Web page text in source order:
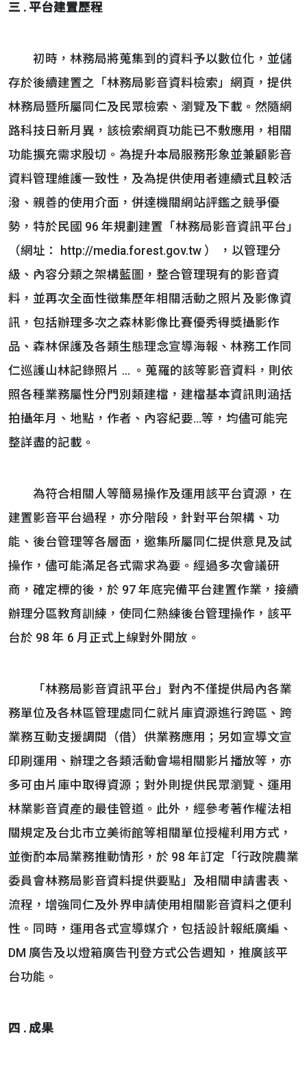
三 . 平台建置歷程
初時，林務局將蒐集到的資料予以數位化，並儲
存於後續建置之「林務局影音資料檢索」網頁，提供
林務局暨所屬同仁及民眾檢索、瀏覽及下載。然隨網
路科技日新月異，該檢索網頁功能已不敷應用，相關
功能擴充需求殷切。為提升本局服務形象並兼顧影音
資料管理維護一致性，及為提供使用者連續式且較活
潑、親善的使用介面，併達機關網站評鑑之競爭優
勢，特於民國 96 年規劃建置「林務局影音資訊平台」
（網址： http://media.forest.gov.tw ） ，以管理分
級、內容分類之架構藍圖，整合管理現有的影音資
料，並再次全面性徵集歷年相關活動之照片及影像資
訊，包括辦理多次之森林影像比賽優秀得獎攝影作
品、森林保護及各類生態理念宣導海報、林務工作同
仁巡護山林記錄照片 … 。蒐羅的該等影音資料，則依
照各種業務屬性分門別類建檔，建檔基本資訊則涵括
拍攝年月、地點，作者、內容紀要…等，均儘可能完
整詳盡的記載。
為符合相關人等簡易操作及運用該平台資源，在
建置影音平台過程，亦分階段，針對平台架構、功
能、後台管理等各層面，邀集所屬同仁提供意見及試
操作，儘可能滿足各式需求為要。經過多次會議研
商，確定標的後，於 97 年底完備平台建置作業，接續
辦理分區教育訓練，使同仁熟練後台管理操作，該平
台於 98 年 6 月正式上線對外開放。
「林務局影音資訊平台」對內不僅提供局內各業
務單位及各林區管理處同仁就片庫資源進行跨區、跨
業務互動支援調閱（借）供業務應用；另如宣導文宣
印刷運用、辦理之各類活動會場相關影片播放等，亦
多可由片庫中取得資源；對外則提供民眾瀏覽、運用
林業影音資產的最佳管道。此外，經參考著作權法相
關規定及台北市立美術館等相關單位授權利用方式，
並衡酌本局業務推動情形，於 98 年訂定「行政院農業
委員會林務局影音資料提供要點」及相關申請書表、
流程，增強同仁及外界申請使用相關影音資料之便利
性。同時，運用各式宣導媒介，包括設計報紙廣編、
DM 廣告及以燈箱廣告刊登方式公告週知，推廣該平
台功能。
四 . 成果